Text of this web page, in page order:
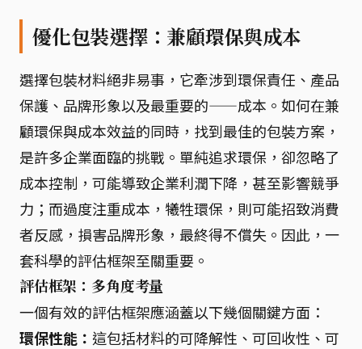
優化包裝選擇：兼顧環保與成本
選擇包裝材料絕非易事，它牽涉到環保責任、產品
保護、品牌形象以及最重要的——成本。如何在兼
顧環保與成本效益的同時，找到最佳的包裝方案，
是許多企業面臨的挑戰。單純追求環保，卻忽略了
成本控制，可能導致企業利潤下降，甚至影響競爭
力；而過度注重成本，犧牲環保，則可能招致消費
者反感，損害品牌形象，最終得不償失。因此，一
套科學的評估框架至關重要。
評估框架：多角度考量
一個有效的評估框架應涵蓋以下幾個關鍵方面：
環保性能： 這包括材料的可降解性、可回收性、可